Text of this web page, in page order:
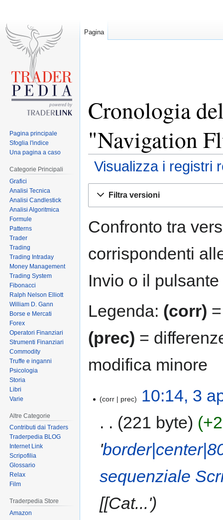
Cronologia
"Navigation
Visualizza i registri
Filtra versioni
Confronto tra
corrispondenti
Invio o il
Legenda: (corr)
(prec) =
modifica minore
corr prec
10:14, 3
221 byte
'
sequenziale
[[Cat...'
Pagina
Pagina principale
Sfoglia l'indice
Una pagina a caso
Categorie Principali
Grafici
Analisi Tecnica
Analisi Candlestick
Analisi Algoritmica
Formule
Patterns
Trader
Trading
Trading Intraday
Money Management
Trading System
Fibonacci
Ralph Nelson Elliott
William D. Gann
Borse e Mercati
Forex
Operatori Finanziari
Strumenti Finanziari
Commodity
Truffe e inganni
Psicologia
Storia
Libri
Varie
Altre Categorie
Contributi dai Traders
Traderpedia BLOG
Internet Link
Scripofilia
Glossario
Relax
Film
Traderpedia Store
Amazon